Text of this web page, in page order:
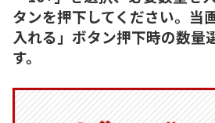
タンを押下してください。当
入れる」ボタン押下時の数量
す。